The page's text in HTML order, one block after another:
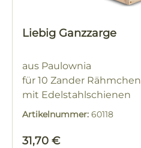
Liebig Ganzzarge
aus Paulownia
für 10 Zander Rähmchen
mit Edelstahlschienen
Artikelnummer: 60118
Regulärer Preis:
31,70 €